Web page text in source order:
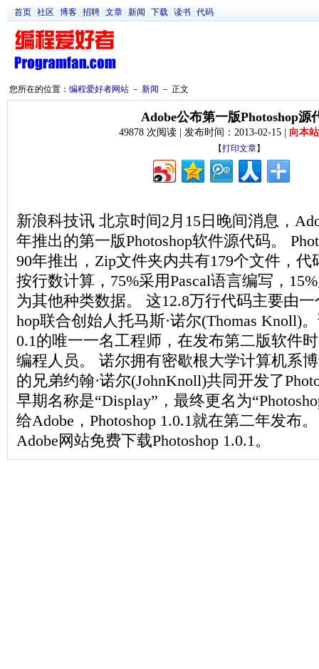
首页 社区 博客 招聘 文章 新闻 下载 读书 代码
您所在的位置： 编程爱好者网站 － 新闻 － 正文
Adobe公布第一版Photoshop源
49878 次阅读 | 发布时间：2013-02-15 | 向本
【打印文章】
新浪科技讯 北京时间2月15日晚间消息，
年推出的第一版Photoshop软件源代码。
90年推出，Zip文件夹内共有179个文件，代
按行数计算，75%采用Pascal语言编写，
为其他种类数据。 这12.8万行代码主要由一
hop联合创始人托马斯·诺尔(Thomas Knoll)
0.1的唯一一名工程师，在发布第二版软件
编程人员。 诺尔拥有密歇根大学计算机系
的兄弟约翰·诺尔(JohnKnoll)共同开发了
早期名称是“Display”，最终更名为
给Adobe，Photoshop 1.0.1就在第二年发布
Adobe网站免费下载Photoshop 1.0.1。